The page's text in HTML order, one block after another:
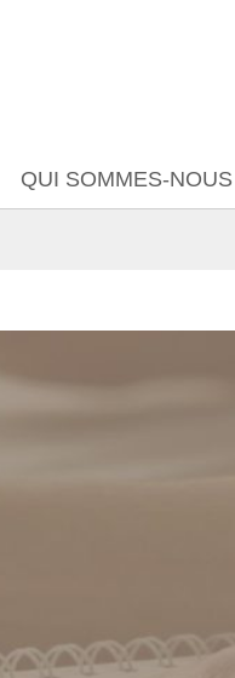
QUI SOMMES-NOUS